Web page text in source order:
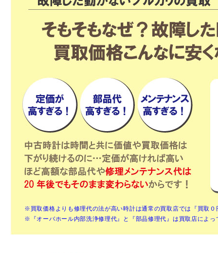
※買取価格よりも修理代の法が高い時計は通常の買取店では『買取
※『オーバホール内部洗浄修理代』と『部品修理代』は買取店によっ